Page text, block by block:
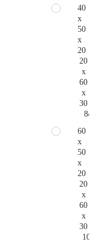
40
x
50
x
20
20
x
60
x
30
60
x
50
x
20
20
x
60
x
30